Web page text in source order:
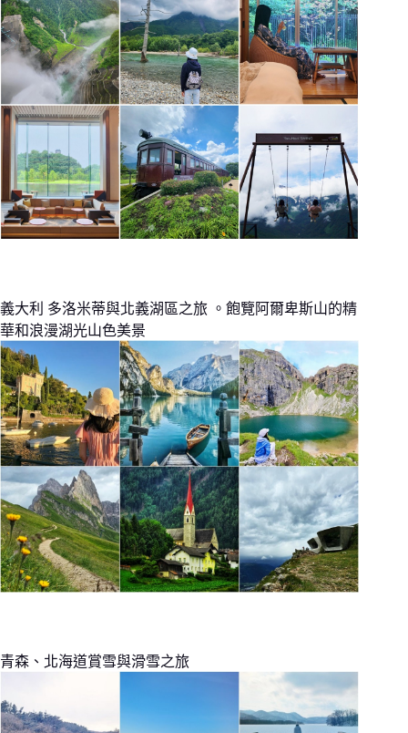
義大利 多洛米蒂與北義湖區之旅 。飽覽阿爾卑斯山的精
華和浪漫湖光山色美景
青森、北海道賞雪與滑雪之旅